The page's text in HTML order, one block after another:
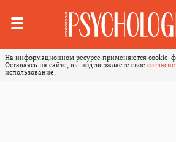
На информационном ресурсе применяются cookie-
Оставаясь на сайте, вы подтверждаете свое согласие
использование.